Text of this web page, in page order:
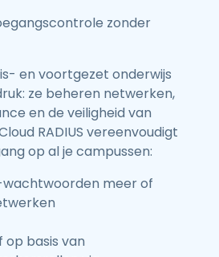
zonder
en voortgezet onderwijs
ze beheren netwerken,
en de veiligheid van
RADIUS vereenvoudigt
op al je campussen:
meer of
op basis van